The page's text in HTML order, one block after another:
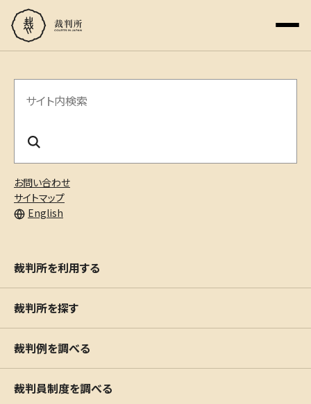
お問い合わせ
サイトマップ
English
サ
内
検
索
裁判所を利用する
裁判所を探す
裁判例を調べる
裁判員制度を調べる